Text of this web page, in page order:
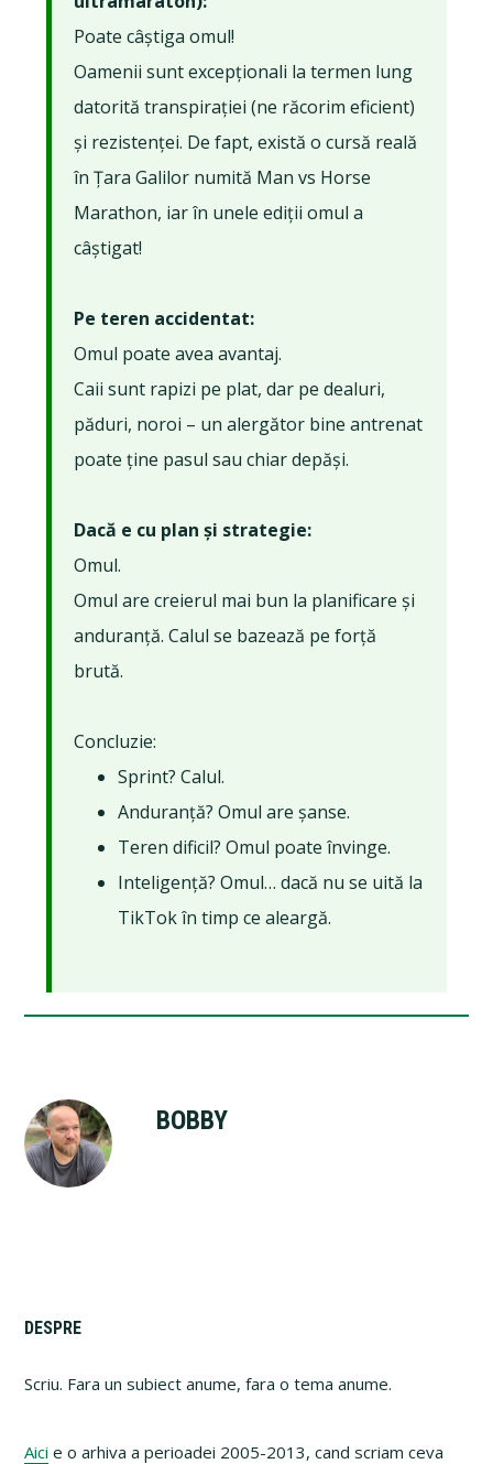
Poate câștiga omul!
Oamenii sunt excepționali la termen lung
datorită transpirației (ne răcorim eficient)
și rezistenței. De fapt, există o cursă reală
în Țara Galilor numită Man vs Horse
Marathon, iar în unele ediții omul a
câștigat!
Pe teren accidentat:
Omul poate avea avantaj.
Caii sunt rapizi pe plat, dar pe dealuri,
păduri, noroi – un alergător bine antrenat
poate ține pasul sau chiar depăși.
Dacă e cu plan și strategie:
Omul.
Omul are creierul mai bun la planificare și
anduranță. Calul se bazează pe forță
brută.
Concluzie:
Sprint? Calul.
Anduranță? Omul are șanse.
Teren dificil? Omul poate învinge.
Inteligență? Omul… dacă nu se uită la
TikTok în timp ce aleargă.
BOBBY
Primary
Sidebar
DESPRE
Scriu. Fara un subiect anume, fara o tema anume.
Aici e o arhiva a perioadei 2005-2013, cand scriam ceva